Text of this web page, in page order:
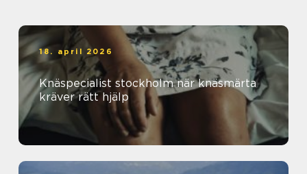
18. april 2026
Knäspecialist stockholm när knäsmärta
kräver rätt hjälp